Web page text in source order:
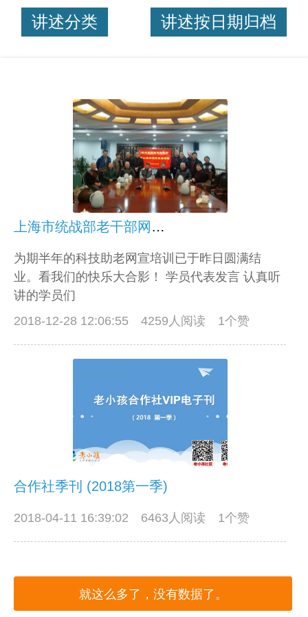
讲述分类 讲述按日期归档
上海市统战部老干部网宣培训第二期昨日结业啦！
为期半年的科技助老网宣培训已于昨日圆满结
业。看我们的快乐大合影！ 学员代表发言 认真听
讲的学员们
2018-12-28 12:06:55
4259人阅读 1个赞
合作社季刊 (2018第一季)
2018-04-11 16:39:02 6463人阅读 1个赞
就这么多了，没有数据了。